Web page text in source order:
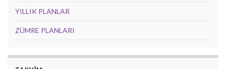
YILLIK PLANLAR
ZÜMRE PLANLARI